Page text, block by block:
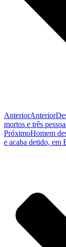
AnteriorAnterior
mortos e três
PróximoHomem
e acaba detido, em